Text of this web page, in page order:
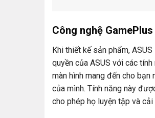
Công nghệ
Khi thiết kế sản phẩm,
quyền của ASUS với các
màn hình mang đến cho
của mình. Tính năng này
cho phép họ luyện tập và